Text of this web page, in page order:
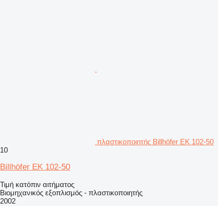
πλαστικοποιητής Billhöfer EK 102-50
10
Billhöfer EK 102-50
Τιμή κατόπιν αιτήματος
Βιομηχανικός εξοπλισμός - πλαστικοποιητής
2002